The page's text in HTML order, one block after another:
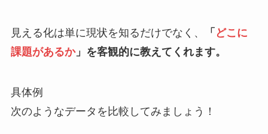
見える化は単に現状を知るだけでなく、 「 どこに
課題があるか」を客観的に教えてくれます。
具体例
次のようなデータを比較してみましょう！